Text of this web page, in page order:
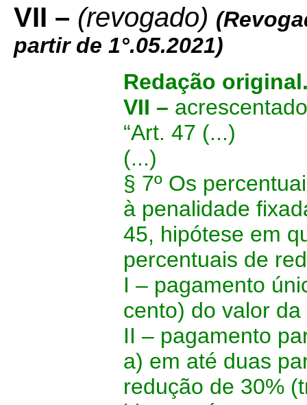
VII – (revogado)
partir de 1°.05.2021)
Redação
VII –
“Art. 47 (...)
(...)
§ 7º Os
à penalidade
45, hipótese em
percentuais de
I – pagamento
cento) do valor da
II – pagamento
a) em até duas
redução de 30%